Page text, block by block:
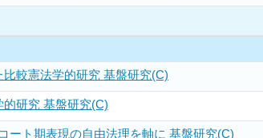
較憲法学的研究 基盤研究(C)
研究 基盤研究(C)
ト期表現の自由法理を軸に 基盤研究(C)